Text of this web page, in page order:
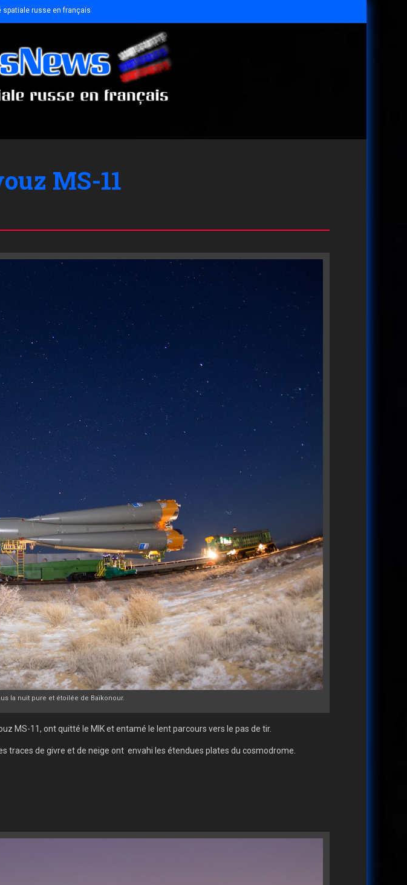
spatiale russe en français
MS-11
la nuit pure et étoilée de Baïkonour.
MS-11, ont quitté le MIK et entamé le lent parcours vers le pas de tir.
traces de givre et de neige ont envahi les étendues plates du cosmodrome.